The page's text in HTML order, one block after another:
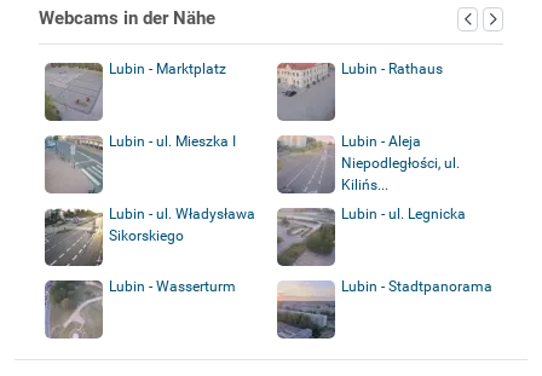
Webcams in der Nähe
Lubin - Marktplatz Lubin - Rathaus
Lubin - ul. Mieszka I
Lubin - Aleja
Niepodległości, ul.
Kilińs...
Lubin - ul. Władysława
Sikorskiego
Lubin - ul. Legnicka
Lubin - Wasserturm Lubin - Stadtpanorama